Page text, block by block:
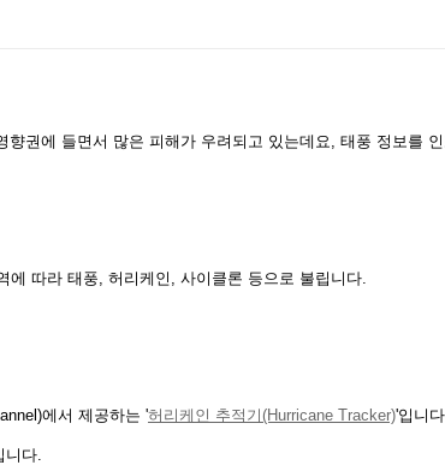
향권에 들면서 많은 피해가 우려되고 있는데요, 태풍 정보를
에 따라 태풍, 허리케인, 사이클론 등으로 불립니다.
에서 제공하는 '허리케인 추적기(Hurricane Tracker)'입니
니다.